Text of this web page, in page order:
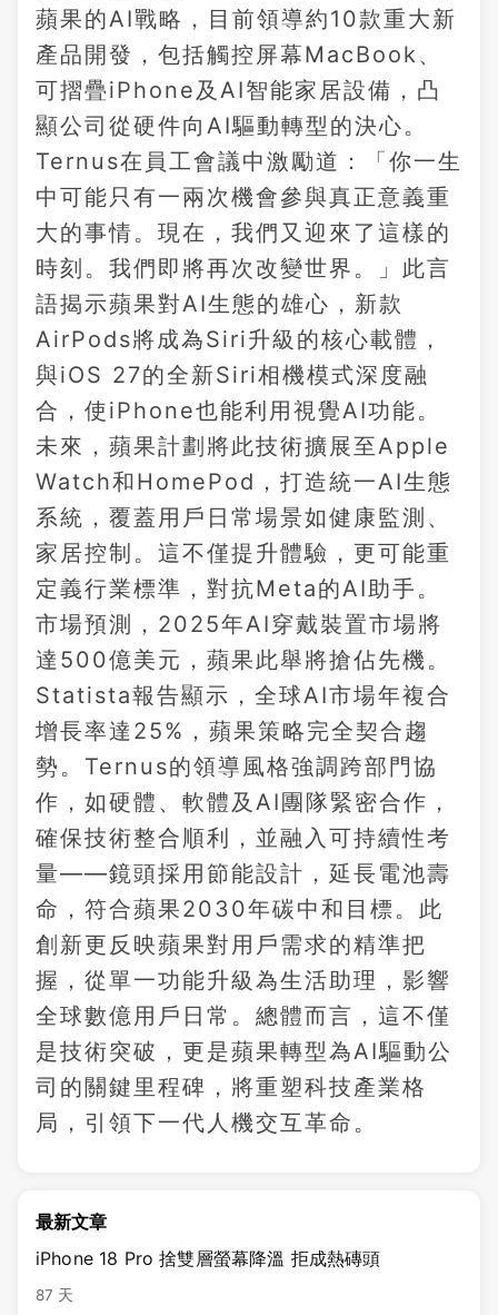
蘋果的AI戰略，目前領導約10款重大新
產品開發，包括觸控屏幕MacBook、
可摺疊iPhone及AI智能家居設備，凸
顯公司從硬件向AI驅動轉型的決心。
Ternus在員工會議中激勵道：「你一生
中可能只有一兩次機會參與真正意義重
大的事情。現在，我們又迎來了這樣的
時刻。我們即將再次改變世界。」此言
語揭示蘋果對AI生態的雄心，新款
AirPods將成為Siri升級的核心載體，
與iOS 27的全新Siri相機模式深度融
合，使iPhone也能利用視覺AI功能。
未來，蘋果計劃將此技術擴展至Apple
Watch和HomePod，打造統一AI生態
系統，覆蓋用戶日常場景如健康監測、
家居控制。這不僅提升體驗，更可能重
定義行業標準，對抗Meta的AI助手。
市場預測，2025年AI穿戴裝置市場將
達500億美元，蘋果此舉將搶佔先機。
Statista報告顯示，全球AI市場年複合
增長率達25%，蘋果策略完全契合趨
勢。Ternus的領導風格強調跨部門協
作，如硬體、軟體及AI團隊緊密合作，
確保技術整合順利，並融入可持續性考
量——鏡頭採用節能設計，延長電池壽
命，符合蘋果2030年碳中和目標。此
創新更反映蘋果對用戶需求的精準把
握，從單一功能升級為生活助理，影響
全球數億用戶日常。總體而言，這不僅
是技術突破，更是蘋果轉型為AI驅動公
司的關鍵里程碑，將重塑科技產業格
局，引領下一代人機交互革命。
最新文章
iPhone 18 Pro 捨雙層螢幕降溫 拒成熱磚頭
87 天